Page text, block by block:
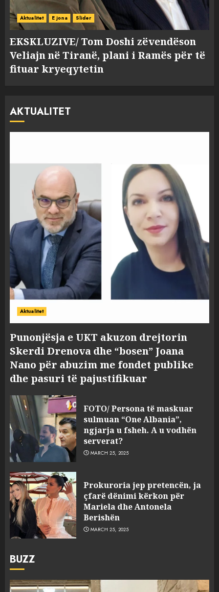
Aktualitet E jona Slider
EKSKLUZIVE/ Tom Doshi zëvendëson
Veliajn në Tiranë, plani i Ramës për të
fituar kryeqytetin
AKTUALITET
Aktualitet
Punonjësja e UKT akuzon drejtorin
Skerdi Drenova dhe “bosen” Joana
Nano për abuzim me fondet publike
dhe pasuri të pajustifikuar
FOTO/ Persona të maskuar
sulmuan “One Albania”,
ngjarja u fsheh. A u vodhën
serverat?
MARCH 25, 2025
Prokuroria jep pretencën, ja
çfarë dënimi kërkon për
Mariela dhe Antonela
Berishën
MARCH 25, 2025
BUZZ